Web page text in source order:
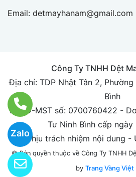
Zalo
Email: detmayhanam@gmail.com
Công Ty TNHH Dệt
Địa chỉ: TDP Nhật Tân 2, Phường
Bình
ĐKKD-MST số: 0700760422 -
Tư Ninh Bình cấp ngày
Chịu trách nhiệm nội dung -
© Bản quyền thuộc về Công Ty TNHH
by Trang Vàng Việt